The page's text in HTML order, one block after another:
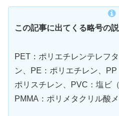
この記事に出てくる略号の
PET：ポリエチレンテレフ
ン、PE：ポリエチレン、PP
ポリスチレン、PVC：塩ビ
PMMA：ポリメタクリル酸